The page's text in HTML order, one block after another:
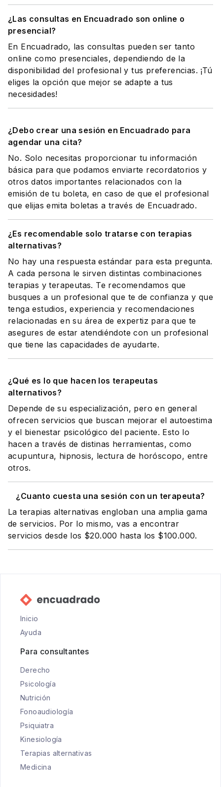
¿Las consultas en Encuadrado son online o
presencial?
En Encuadrado, las consultas pueden ser tanto
online como presenciales, dependiendo de la
disponibilidad del profesional y tus preferencias. ¡Tú
eliges la opción que mejor se adapte a tus
necesidades!
¿Debo crear una sesión en Encuadrado para
agendar una cita?
No. Solo necesitas proporcionar tu información
básica para que podamos enviarte recordatorios y
otros datos importantes relacionados con la
emisión de tu boleta, en caso de que el profesional
que elijas emita boletas a través de Encuadrado.
¿Es recomendable solo tratarse con terapias
alternativas?
No hay una respuesta estándar para esta pregunta.
A cada persona le sirven distintas combinaciones
terapias y terapeutas. Te recomendamos que
busques a un profesional que te de confianza y que
tenga estudios, experiencia y recomendaciones
relacionadas en su área de expertiz para que te
asegures de estar atendiéndote con un profesional
que tiene las capacidades de ayudarte.
¿Qué es lo que hacen los terapeutas
alternativos?
Depende de su especialización, pero en general
ofrecen servicios que buscan mejorar el autoestima
y el bienestar psicológico del paciente. Esto lo
hacen a través de distinas herramientas, como
acupuntura, hipnosis, lectura de horóscopo, entre
otros.
¿Cuanto cuesta una sesión con un terapeuta?
La terapias alternativas engloban una amplia gama
de servicios. Por lo mismo, vas a encontrar
servicios desde los $20.000 hasta los $100.000.
Inicio
Ayuda
Para consultantes
Derecho
Psicología
Nutrición
Fonoaudiología
Psiquiatra
Kinesiología
Terapias alternativas
Medicina